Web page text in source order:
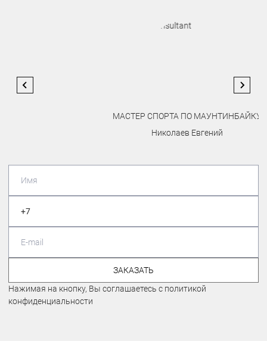
МАСТЕР СПОРТА ПО МАУНТИНБАЙКУ
Николаев Евгений
ЗАКАЗАТЬ
Нажимая на кнопку, Вы соглашаетесь с политикой
конфиденциальности